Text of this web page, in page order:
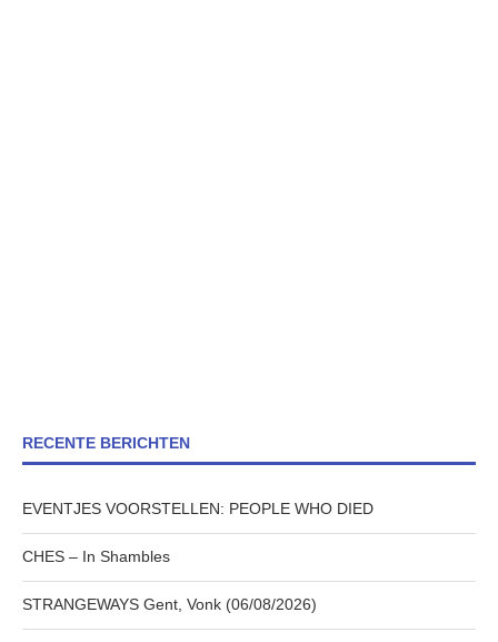
RECENTE BERICHTEN
EVENTJES VOORSTELLEN: PEOPLE WHO DIED
CHES – In Shambles
STRANGEWAYS Gent, Vonk (06/08/2026)